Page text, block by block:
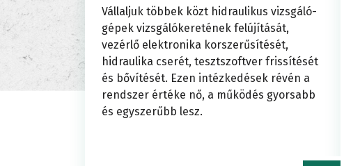
Vállaljuk többek közt hidraulikus vizsgáló-
gépek vizsgálókeretének felújítását,
vezérlő elektronika korszerűsítését,
hidraulika cserét, tesztszoftver frissítését
és bővítését. Ezen intézkedések révén a
rendszer értéke nő, a működés gyorsabb
és egyszerűbb lesz.